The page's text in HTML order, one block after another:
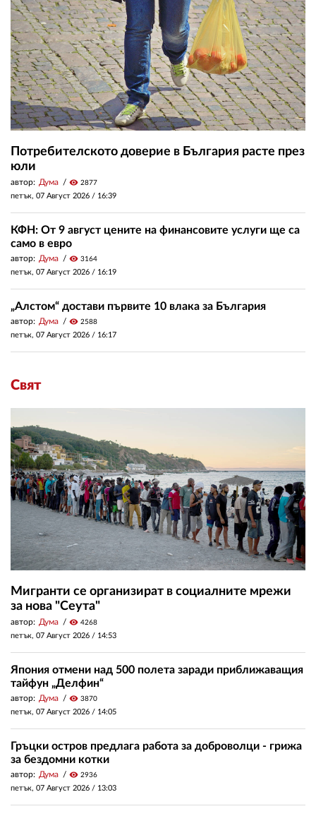
Потребителското доверие в България расте през
юли
автор: Дума visibility 2877
петък, 07 Август 2026 / 16:39
КФН: От 9 август цените на финансовите услуги ще са
само в евро
автор: Дума visibility 3164
петък, 07 Август 2026 / 16:19
„Алстом“ достави първите 10 влака за България
автор: Дума visibility 2588
петък, 07 Август 2026 / 16:17
Свят
Мигранти се организират в социалните мрежи
за нова "Сеута"
автор: Дума visibility 4268
петък, 07 Август 2026 / 14:53
Япония отмени над 500 полета заради приближаващия
тайфун „Делфин“
автор: Дума visibility 3870
петък, 07 Август 2026 / 14:05
Гръцки остров предлага работа за доброволци - грижа
за бездомни котки
автор: Дума visibility 2936
петък, 07 Август 2026 / 13:03